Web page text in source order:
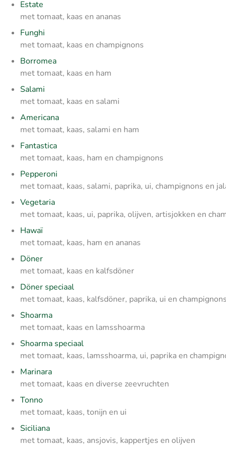
Estate
met tomaat, kaas en ananas
Funghi
met tomaat, kaas en champignons
Borromea
met tomaat, kaas en ham
Salami
met tomaat, kaas en salami
Americana
met tomaat, kaas, salami en ham
Fantastica
met tomaat, kaas, ham en champignons
Pepperoni
met tomaat, kaas, salami, paprika, ui, champignons en
Vegetaria
met tomaat, kaas, ui, paprika, olijven, artisjokken en
Hawaï
met tomaat, kaas, ham en ananas
Döner
met tomaat, kaas en kalfsdöner
Döner speciaal
met tomaat, kaas, kalfsdöner, paprika, ui en champignons
Shoarma
met tomaat, kaas en lamsshoarma
Shoarma speciaal
met tomaat, kaas, lamsshoarma, ui, paprika en
Marinara
met tomaat, kaas en diverse zeevruchten
Tonno
met tomaat, kaas, tonijn en ui
Siciliana
met tomaat, kaas, ansjovis, kappertjes en olijven